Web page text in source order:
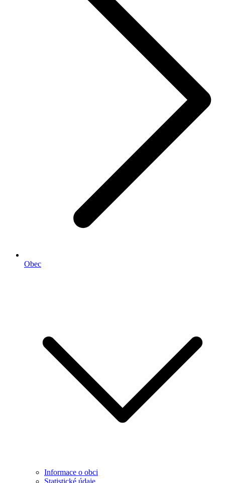
Obec
Informace o obci